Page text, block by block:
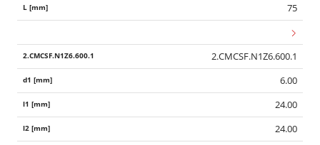
75
2.CMCSF.N1Z6.600.1
6.00
24.00
24.00